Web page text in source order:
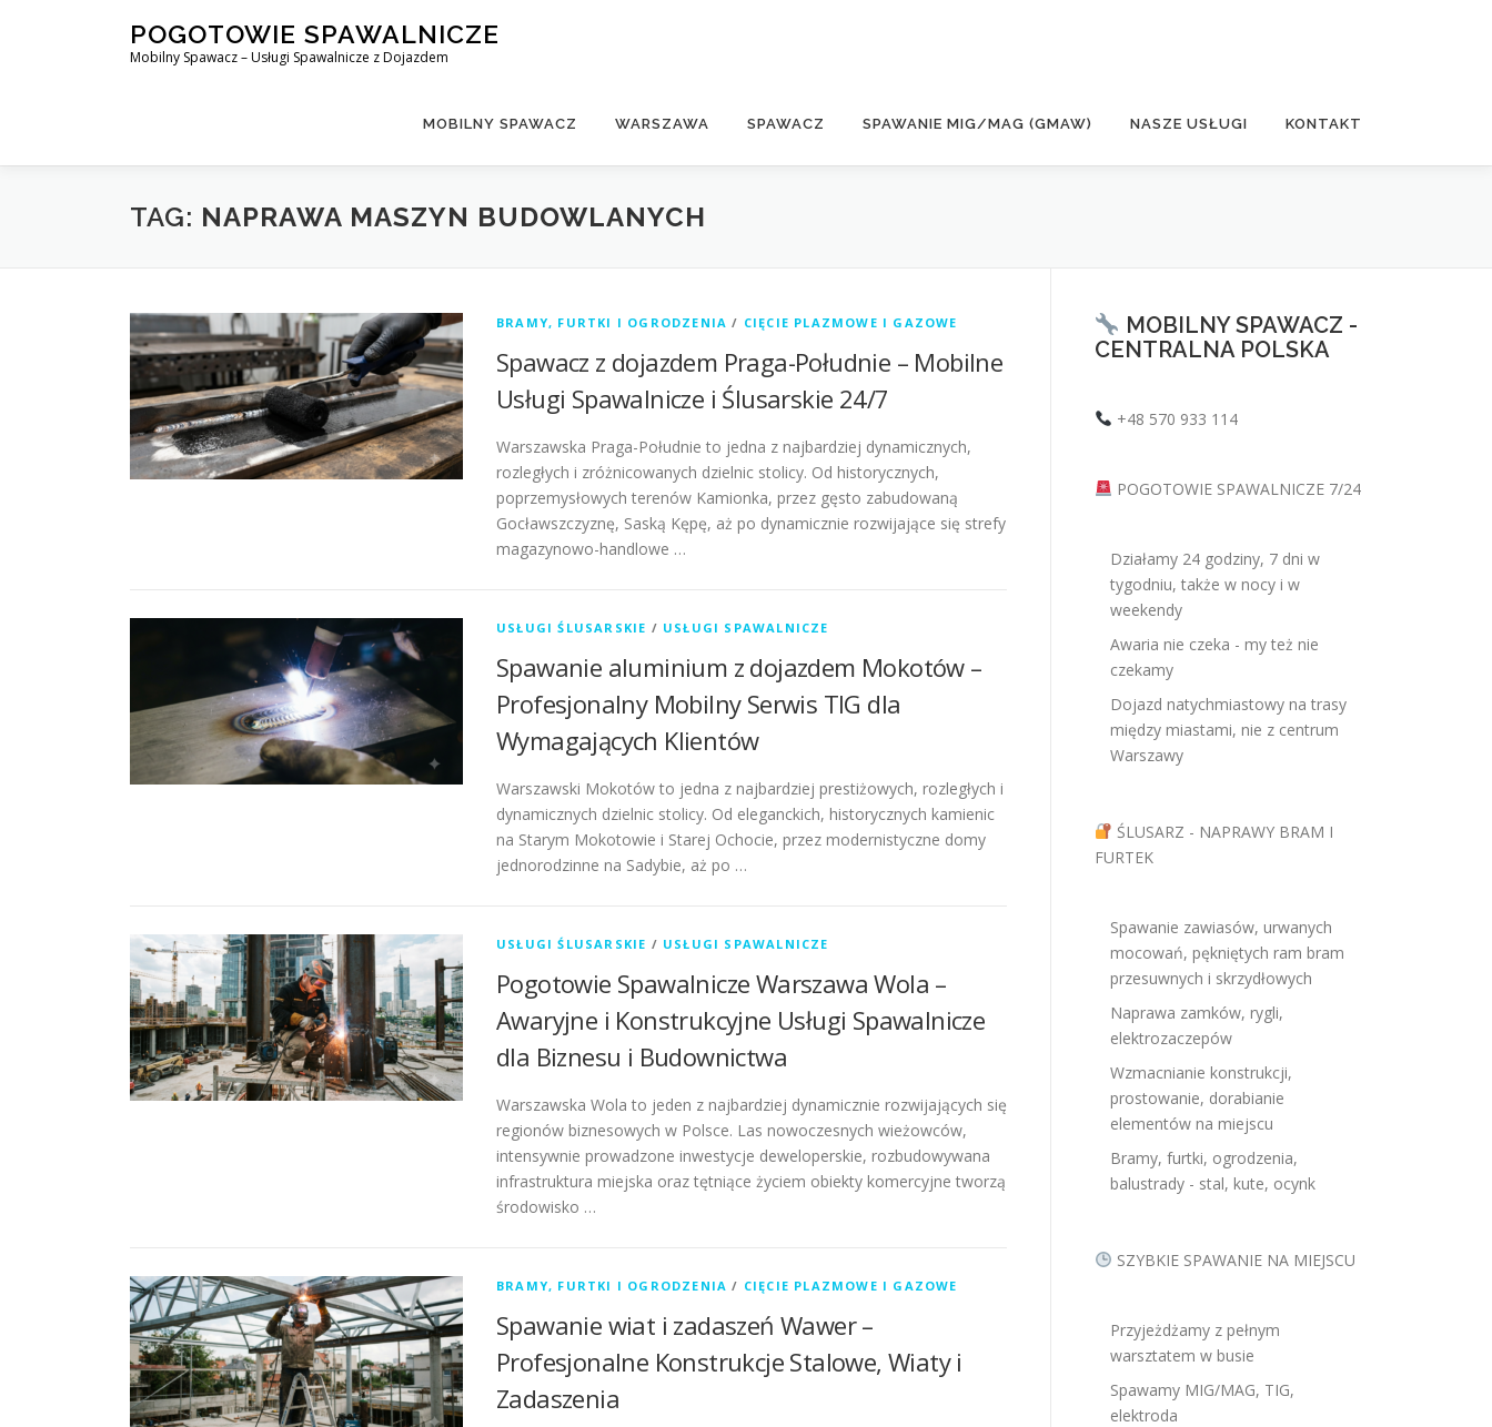
POGOTOWIE SPAWALNICZE
Mobilny Spawacz – Usługi Spawalnicze z Dojazdem
MOBILNY SPAWACZ WARSZAWA SPAWACZ SPAWANIE MIG/MAG (GMAW) NASZE USŁUGI KONTAKT
TAG: NAPRAWA MASZYN BUDOWLANYCH
BRAMY, FURTKI I OGRODZENIA / CIĘCIE PLAZMOWE I GAZOWE
Spawacz z dojazdem Praga-Południe – Mobilne
Usługi Spawalnicze i Ślusarskie 24/7
Warszawska Praga-Południe to jedna z najbardziej dynamicznych,
rozległych i zróżnicowanych dzielnic stolicy. Od historycznych,
poprzemysłowych terenów Kamionka, przez gęsto zabudowaną
Gocławszczyznę, Saską Kępę, aż po dynamicznie rozwijające się strefy
magazynowo-handlowe …
USŁUGI ŚLUSARSKIE / USŁUGI SPAWALNICZE
Spawanie aluminium z dojazdem Mokotów –
Profesjonalny Mobilny Serwis TIG dla
Wymagających Klientów
Warszawski Mokotów to jedna z najbardziej prestiżowych, rozległych i
dynamicznych dzielnic stolicy. Od eleganckich, historycznych kamienic
na Starym Mokotowie i Starej Ochocie, przez modernistyczne domy
jednorodzinne na Sadybie, aż po …
USŁUGI ŚLUSARSKIE / USŁUGI SPAWALNICZE
Pogotowie Spawalnicze Warszawa Wola –
Awaryjne i Konstrukcyjne Usługi Spawalnicze
dla Biznesu i Budownictwa
Warszawska Wola to jeden z najbardziej dynamicznie rozwijających się
regionów biznesowych w Polsce. Las nowoczesnych wieżowców,
intensywnie prowadzone inwestycje deweloperskie, rozbudowywana
infrastruktura miejska oraz tętniące życiem obiekty komercyjne tworzą
środowisko …
BRAMY, FURTKI I OGRODZENIA / CIĘCIE PLAZMOWE I GAZOWE
Spawanie wiat i zadaszeń Wawer –
Profesjonalne Konstrukcje Stalowe, Wiaty i
Zadaszenia
MOBILNY SPAWACZ -
CENTRALNA POLSKA
+48 570 933 114
POGOTOWIE SPAWALNICZE 7/24
Działamy 24 godziny, 7 dni w
tygodniu, także w nocy i w
weekendy
Awaria nie czeka - my też nie
czekamy
Dojazd natychmiastowy na trasy
między miastami, nie z centrum
Warszawy
ŚLUSARZ - NAPRAWY BRAM I
FURTEK
Spawanie zawiasów, urwanych
mocowań, pękniętych ram bram
przesuwnych i skrzydłowych
Naprawa zamków, rygli,
elektrozaczepów
Wzmacnianie konstrukcji,
prostowanie, dorabianie
elementów na miejscu
Bramy, furtki, ogrodzenia,
balustrady - stal, kute, ocynk
SZYBKIE SPAWANIE NA MIEJSCU
Przyjeżdżamy z pełnym
warsztatem w busie
Spawamy MIG/MAG, TIG,
elektroda